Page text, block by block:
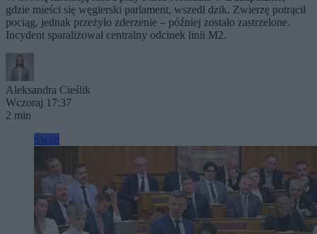
gdzie mieści się węgierski parlament, wszedł dzik. Zwierzę potrącił
pociąg, jednak przeżyło zderzenie – później zostało zastrzelone.
Incydent sparaliżował centralny odcinek linii M2.
Aleksandra Cieślik
Wczoraj 17:37
2 min